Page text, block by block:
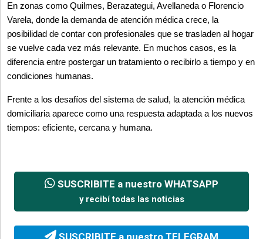
En zonas como Quilmes, Berazategui, Avellaneda o Florencio
Varela, donde la demanda de atención médica crece, la
posibilidad de contar con profesionales que se trasladen al hogar
se vuelve cada vez más relevante. En muchos casos, es la
diferencia entre postergar un tratamiento o recibirlo a tiempo y en
condiciones humanas.
Frente a los desafíos del sistema de salud, la atención médica
domiciliaria aparece como una respuesta adaptada a los nuevos
tiempos: eficiente, cercana y humana.
SUSCRIBITE a nuestro WHATSAPP
y recibí todas las noticias
SUSCRIBITE a nuestro TELEGRAM